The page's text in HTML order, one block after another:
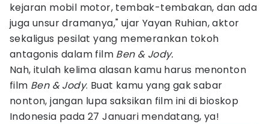
kejaran mobil motor, tembak-tembakan, dan ada
juga unsur dramanya," ujar Yayan Ruhian, aktor
sekaligus pesilat yang memerankan tokoh
antagonis dalam film Ben & Jody.
Nah, itulah kelima alasan kamu harus menonton
film Ben & Jody. Buat kamu yang gak sabar
nonton, jangan lupa saksikan film ini di bioskop
Indonesia pada 27 Januari mendatang, ya!